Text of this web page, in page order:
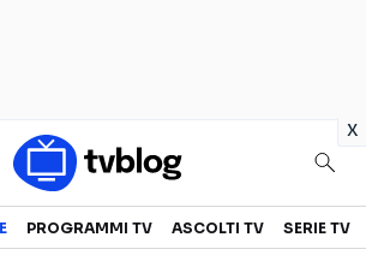
x
PROGRAMMI TV ASCOLTI TV SERIE TV